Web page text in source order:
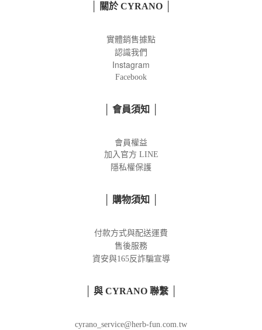
│ 關於 CYRANO │
實體銷售據點
認識我們
Instagram
Facebook
│ 會員須知 │
會員權益
加入官方 LINE
隱私權保護
│ 購物須知 │
付款方式與配送運費
售後服務
資安與165反詐騙宣導
│ 與 CYRANO 聯繫 │
cyrano_service@herb-fun.com.tw